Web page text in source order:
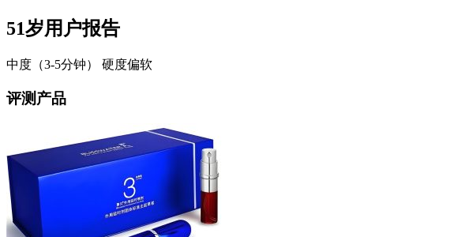
51岁用户报告
中度（3-5分钟） 硬度偏软
评测产品